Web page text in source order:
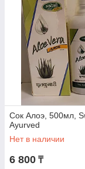
Сок Алоэ, 500мл,
Ayurved
Нет в наличии
6 800 ₸